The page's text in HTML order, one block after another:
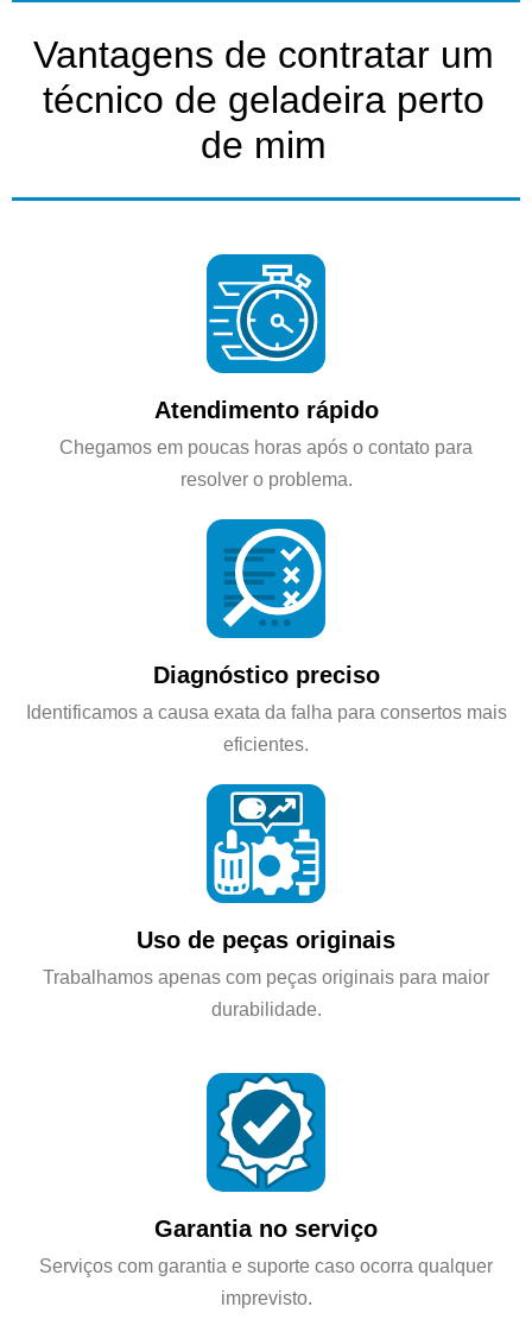
Vantagens de contratar um
técnico de geladeira perto
de mim
Atendimento rápido
Chegamos em poucas horas após o contato para
resolver o problema.
Diagnóstico preciso
Identificamos a causa exata da falha para consertos mais
eficientes.
Uso de peças originais
Trabalhamos apenas com peças originais para maior
durabilidade.
Garantia no serviço
Serviços com garantia e suporte caso ocorra qualquer
imprevisto.